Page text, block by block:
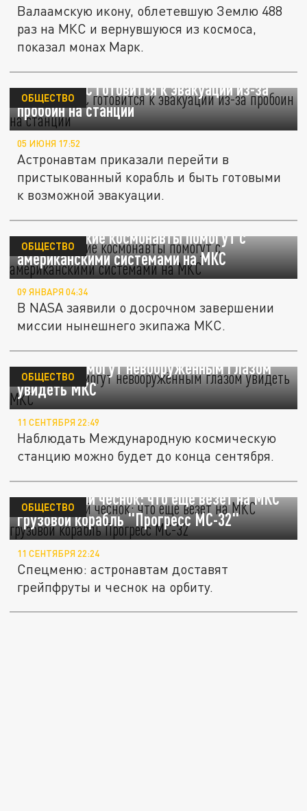
Валаамскую икону, облетевшую Землю 488
раз на МКС и вернувшуюся из космоса,
показал монах Марк.
Экипаж МКС готовится к эвакуации из-за
пробоин на станции
ОБЩЕСТВО
05 ИЮНЯ 17:52
Астронавтам приказали перейти в
пристыкованный корабль и быть готовыми
к возможной эвакуации.
NASA: русские космонавты помогут с
американскими системами на МКС
ОБЩЕСТВО
09 ЯНВАРЯ 04:34
В NASA заявили о досрочном завершении
миссии нынешнего экипажа МКС.
Москвичи смогут невооружённым глазом
увидеть МКС
ОБЩЕСТВО
11 СЕНТЯБРЯ 22:49
Наблюдать Международную космическую
станцию можно будет до конца сентября.
Космический чеснок: что еще везет на МКС
грузовой корабль "Прогресс МС-32"
ОБЩЕСТВО
11 СЕНТЯБРЯ 22:24
Спецменю: астронавтам доставят
грейпфруты и чеснок на орбиту.